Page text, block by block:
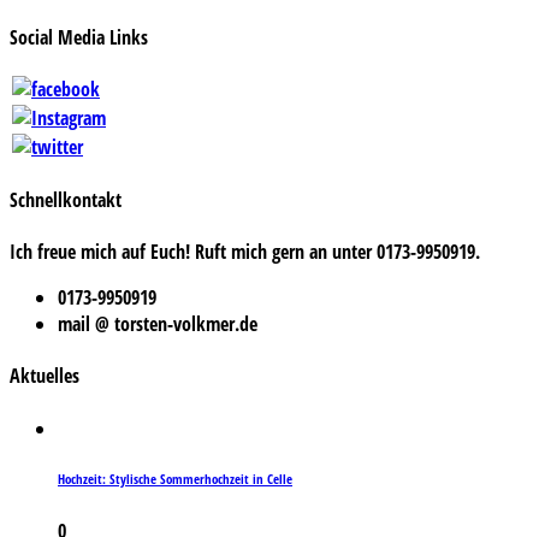
Social Media Links
Schnellkontakt
Ich freue mich auf Euch! Ruft mich gern an unter 0173-9950919.
0173-9950919
mail @ torsten-volkmer.de
Aktuelles
Hochzeit: Stylische Sommerhochzeit in Celle
0